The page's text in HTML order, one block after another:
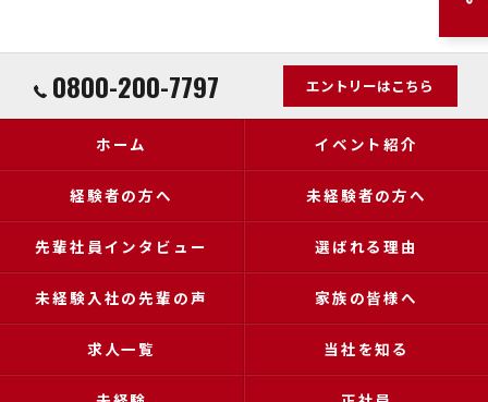
0800-200-7797 エントリーはこちら
ホーム イベント紹介
経験者の方へ 未経験者の方へ
先輩社員インタビュー 選ばれる理由
未経験入社の先輩の声 家族の皆様へ
求人一覧 当社を知る